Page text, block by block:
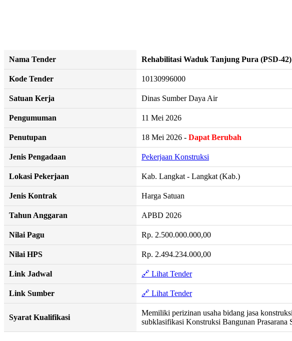
Nama Tender Rehabilitasi Waduk Tanjung Pura (PSD-42)
Kode Tender 10130996000
Satuan Kerja Dinas Sumber Daya Air
Pengumuman 11 Mei 2026
Penutupan 18 Mei 2026 - Dapat Berubah
Jenis Pengadaan Pekerjaan Konstruksi
Lokasi Pekerjaan Kab. Langkat - Langkat (Kab.)
Jenis Kontrak Harga Satuan
Tahun Anggaran APBD 2026
Nilai Pagu Rp. 2.500.000.000,00
Nilai HPS Rp. 2.494.234.000,00
Link Jadwal 🔗 Lihat Tender
Link Sumber 🔗 Lihat Tender
Syarat Kualifikasi
Memiliki perizinan usaha bidang jasa
subklasifikasi Konstruksi Bangunan